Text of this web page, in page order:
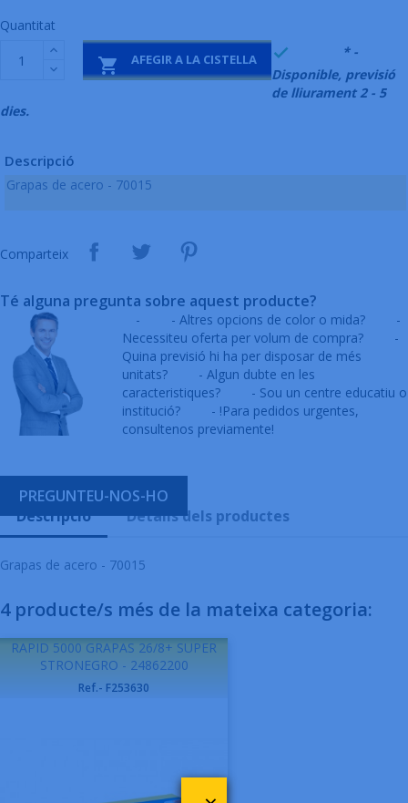
Quantitat
 AFEGIR A LA CISTELLA 
* -
Disponible, previsió
de lliurament 2 - 5
dies.
Descripció
Grapas de acero - 70015
Comparteix
Té alguna pregunta sobre aquest producte?
- - Altres opcions de color o mida?
-
Necessiteu oferta per volum de compra?
-
Quina previsió hi ha per disposar de més
unitats?
- Algun dubte en les
caracteristiques?
- Sou un centre educatiu o
institució?
- !Para pedidos urgentes,
consultenos previamente!
PREGUNTEU-NOS-HO
Descripció
Detalls dels productes
Grapas de acero - 70015
4 producte/s més de la mateixa categoria:
RAPID 5000 GRAPAS 26/8+ SUPER
STRONEGRO - 24862200
Ref.- F253630